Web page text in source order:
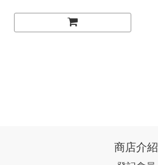
商店介紹